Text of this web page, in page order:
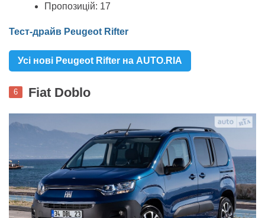
Пропозицій: 17
Тест-драйв Peugeot Rifter
Усі нові Peugeot Rifter на AUTO.RIA
6 Fiat Doblo